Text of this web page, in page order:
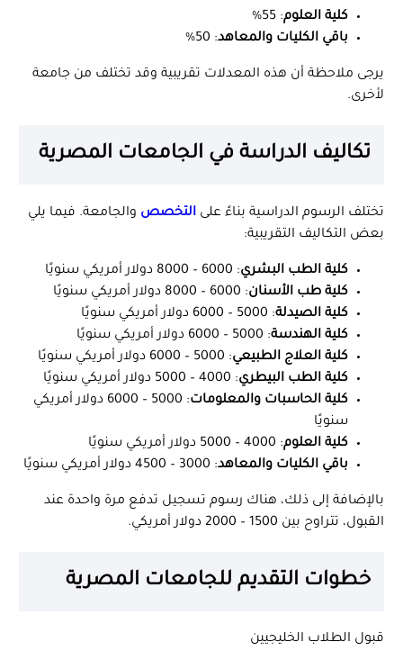
كلية العلوم: 55%
باقي الكليات والمعاهد: 50%
يرجى ملاحظة أن هذه المعدلات تقريبية وقد تختلف من جامعة
لأخرى.
تكاليف الدراسة في الجامعات المصرية
تختلف الرسوم الدراسية بناءً على التخصص والجامعة. فيما يلي
بعض التكاليف التقريبية:
كلية الطب البشري: 6000 – 8000 دولار أمريكي سنويًا
كلية طب الأسنان: 6000 – 8000 دولار أمريكي سنويًا
كلية الصيدلة: 5000 – 6000 دولار أمريكي سنويًا
كلية الهندسة: 5000 – 6000 دولار أمريكي سنويًا
كلية العلاج الطبيعي: 5000 – 6000 دولار أمريكي سنويًا
كلية الطب البيطري: 4000 – 5000 دولار أمريكي سنويًا
كلية الحاسبات والمعلومات
: 5000 – 6000 دولار أمريكي
سنويًا
كلية العلوم: 4000 – 5000 دولار أمريكي سنويًا
باقي الكليات والمعاهد: 3000 – 4500 دولار أمريكي سنويًا
بالإضافة إلى ذلك، هناك رسوم تسجيل تدفع مرة واحدة عند
القبول، تتراوح بين 1500 – 2000 دولار أمريكي.
خطوات التقديم للجامعات المصرية
قبول الطلاب الخليجيين